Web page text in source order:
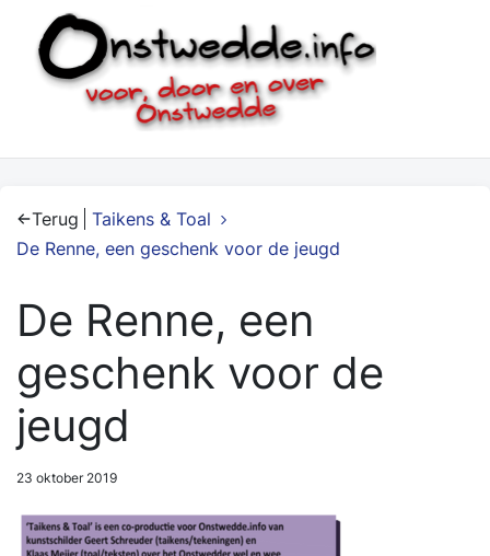
Terug
Taikens & Toal
De Renne, een geschenk voor de jeugd
De Renne, een
geschenk voor de
jeugd
23 oktober 2019